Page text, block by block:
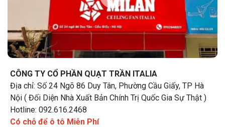
CÔNG TY CỔ PHẦN QUẠT TRẦN ITALIA
Địa chỉ: Số 24 Ngõ 86 Duy Tân, Phường Cầu Giấy, TP Hà
Nội ( Đối Diện Nhà Xuất Bản Chính Trị Quốc Gia Sự Thật )
Hotline: 092.616.2468
Có chỗ để ô tô Miễn Phí